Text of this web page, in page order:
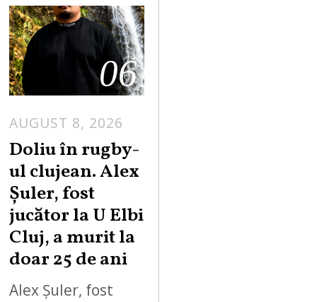
06
AUGUST 8, 2026
Doliu în rugby-
ul clujean. Alex
Șuler, fost
jucător la U Elbi
Cluj, a murit la
doar 25 de ani
Alex Șuler, fost